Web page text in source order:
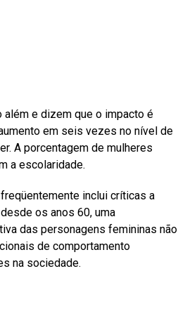
e dizem que o impacto é
em seis vezes no nível de
A porcentagem de mulheres
a escolaridade.
inclui críticas a
os anos 60, uma
das personagens femininas não
de comportamento
na sociedade.